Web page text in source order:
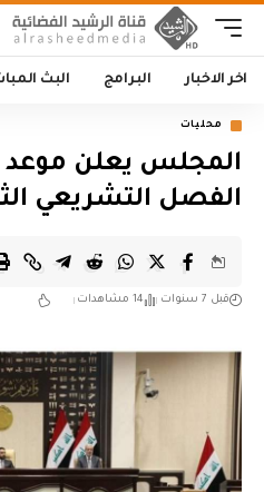
اخر الاخبار البرامج البث
محليات
المجلس يعلن
الفصل التشريعي
قبل 7 سنوات 14 مشاهدات